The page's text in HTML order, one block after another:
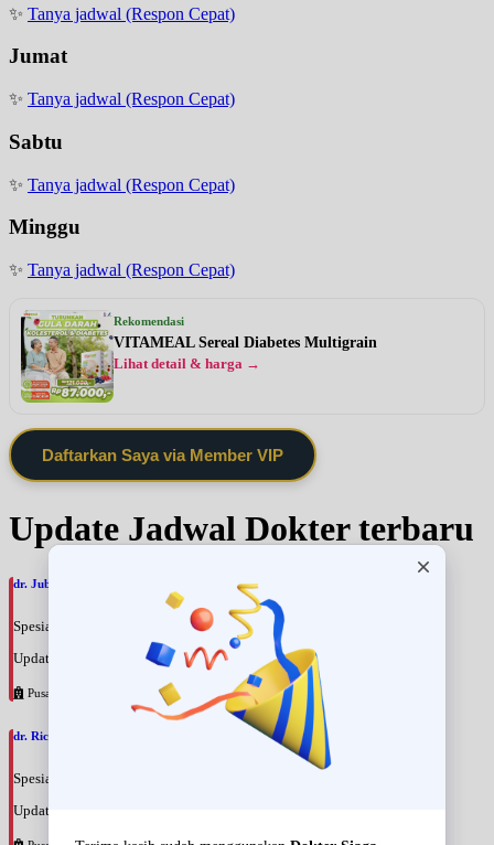
✨ Tanya jadwal (Respon Cepat)
Jumat
✨ Tanya jadwal (Respon Cepat)
Sabtu
✨ Tanya jadwal (Respon Cepat)
Minggu
✨ Tanya jadwal (Respon Cepat)
Rekomendasi
VITAMEAL Sereal Diabetes Multigrain
Lihat detail & harga →
Daftarkan Saya via Member VIP
Update Jadwal Dokter terbaru
dr. Jubelhki Sirait, SpS
Spesialis: Saraf
Update terakhir: 2026-08-09 13:18:26
Pusat Pertamina
dr. Ricky Maurice Emil, SpKFR
Spesialis: Rehabilitasi Medik
Update terakhir: 2026-08-09 13:10:21